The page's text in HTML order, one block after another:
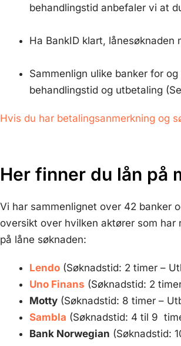
behandlingstid anbefaler vi at
Ha BankID klart, lånesøknaden
Sammenlign ulike banker for
behandlingstid og utbetaling
Hvis du har betalingsanmerkning og
Her finner du lån på
Vi har sammenlignet over 42 banker
oversikt over hvilken aktører som
på låne søknaden:
Lendo (Søknadstid: 2 timer –
Uno Finans (Søknadstid: 2
Motty (Søknadstid: 8 timer –
Sambla (Søknadstid: 4 til 9
Bank Norwegian (Søknadstid: